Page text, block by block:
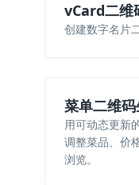
vCard二维
创建数字名片
菜单二维
用可动态更新
调整菜品、价
浏览。